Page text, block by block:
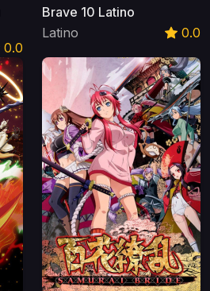
0.0
Brave 10 Latino
Latino
0.0